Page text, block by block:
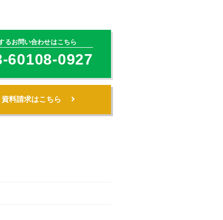
るお問い合わせはこちら
60108-0927
料請求はこちら